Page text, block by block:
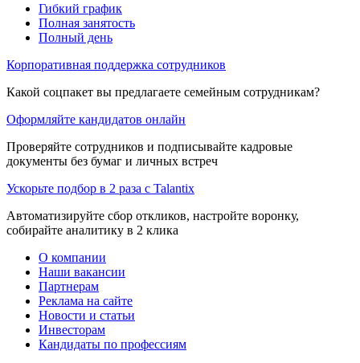
Гибкий график
Полная занятость
Полный день
Корпоративная поддержка сотрудников
Какой соцпакет вы предлагаете семейным сотрудникам?
Оформляйте кандидатов онлайн
Проверяйте сотрудников и подписывайте кадровые
документы без бумаг и личных встреч
Ускорьте подбор в 2 раза с Talantix
Автоматизируйте сбор откликов, настройте воронку,
собирайте аналитику в 2 клика
О компании
Наши вакансии
Партнерам
Реклама на сайте
Новости и статьи
Инвесторам
Кандидаты по профессиям